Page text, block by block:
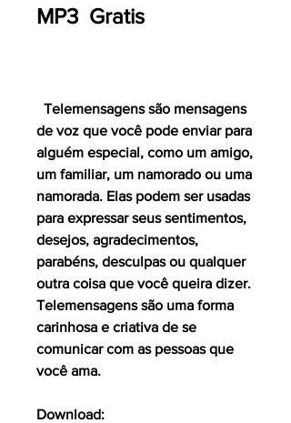
MP3  Gratis
de voz que você pode enviar para
alguém especial, como um amigo,
um familiar, um namorado ou uma
namorada. Elas podem ser usadas
para expressar seus sentimentos,
desejos, agradecimentos,
parabéns, desculpas ou qualquer
outra coisa que você queira dizer.
Telemensagens são uma forma
carinhosa e criativa de se
comunicar com as pessoas que
você ama.
Download: